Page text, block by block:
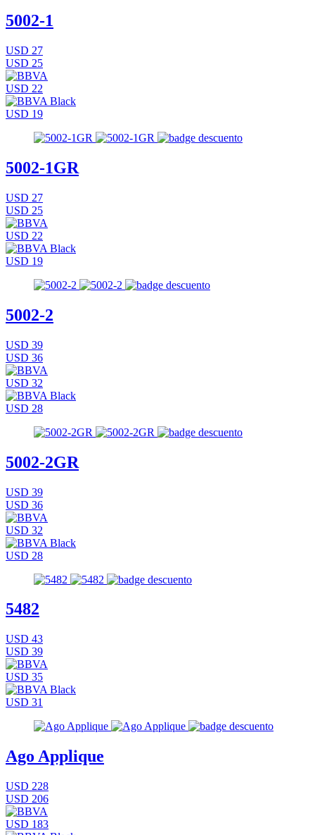
5002-1
USD 27
USD 25
USD 22
USD 19
5002-1GR
USD 27
USD 25
USD 22
USD 19
5002-2
USD 39
USD 36
USD 32
USD 28
5002-2GR
USD 39
USD 36
USD 32
USD 28
5482
USD 43
USD 39
USD 35
USD 31
Ago Applique
USD 228
USD 206
USD 183